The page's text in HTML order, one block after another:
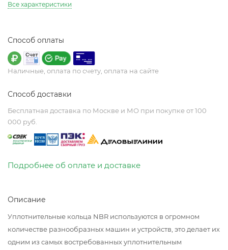
Все характеристики
Способ оплаты
Наличные, оплата по счету, оплата на сайте
Способ доставки
Бесплатная доставка по Москве и МО при покупке от 100
000 руб.
Подробнее об оплате и доставке
Описание
Уплотнительные кольца NBR используются в огромном
количестве разнообразных машин и устройств, это делает их
одним из самых востребованных уплотнительным